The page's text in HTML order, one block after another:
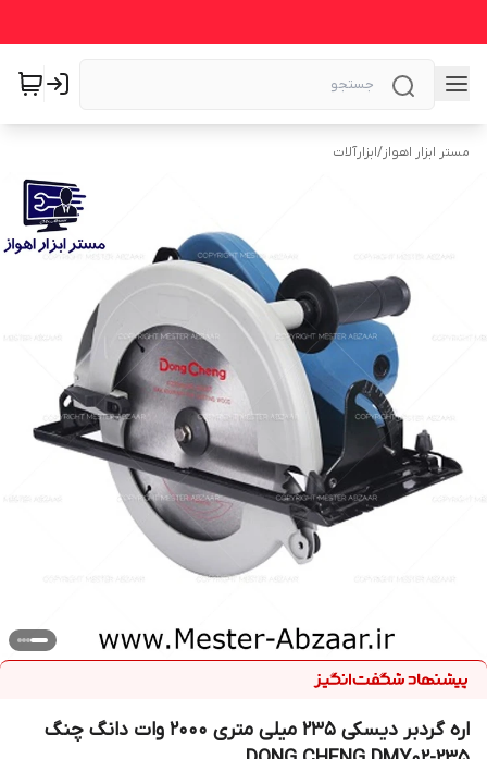
مستر ابزار اهواز/ابزارآلات
اره گردبر دیسکی 235 میلی متری 2000 وات دانگ چنگ